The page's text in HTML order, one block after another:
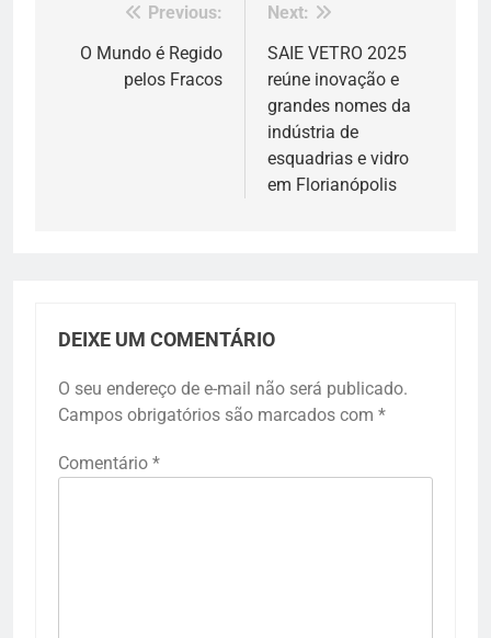
Navegação
de
Previous:
O Mundo é Regido
pelos Fracos
Next:
SAIE VETRO 2025
reúne inovação e
grandes nomes da
indústria de
esquadrias e vidro
em Florianópolis
DEIXE UM COMENTÁRIO
O seu endereço de e-mail não será publicado.
Campos obrigatórios são marcados com *
Comentário *